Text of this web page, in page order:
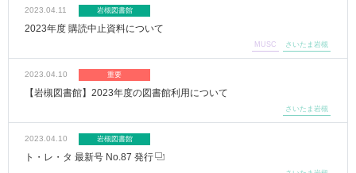
2023.04.11 岩槻図書館
2023年度 購読中止資料について
MUSC さいたま岩槻
2023.04.10 重要
【岩槻図書館】2023年度の図書館利用について
さいたま岩槻
2023.04.10 岩槻図書館
ト・レ・タ 最新号 No.87 発行